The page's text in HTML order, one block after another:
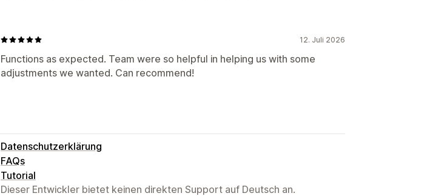
12. Juli 2026
Functions as expected. Team were so helpful in helping us with some
adjustments we wanted. Can recommend!
Datenschutzerklärung
FAQs
Tutorial
Dieser Entwickler bietet keinen direkten Support auf Deutsch an.